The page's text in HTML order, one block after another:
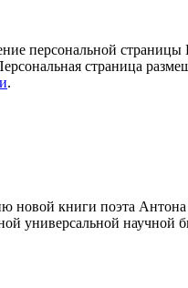
персональной
страница
.
новой книги поэта
универсальной